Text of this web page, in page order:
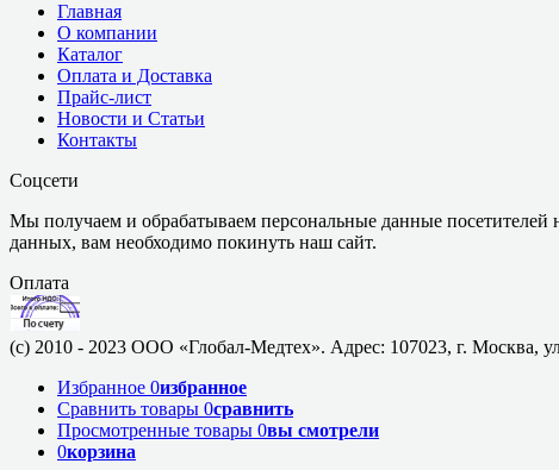
Главная
О компании
Каталог
Оплата и Доставка
Прайс-лист
Новости и Статьи
Контакты
Соцсети
Мы получаем и обрабатываем персональные данные посетителей
данных, вам необходимо покинуть наш сайт.
Оплата
(c) 2010 - 2023 ООО «Глобал-Медтех». Адрес: 107023, г. Москва,
Избранное 0избранное
Сравнить товары 0сравнить
Просмотренные товары 0вы смотрели
0корзина